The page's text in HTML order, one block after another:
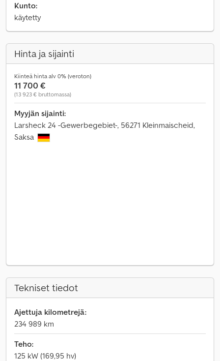
Kunto:
käytetty
Hinta ja sijainti
Kiinteä hinta alv 0% (veroton)
11 700 €
(13 923 € bruttomassa)
Myyjän sijainti:
Larsheck 24 -Gewerbegebiet-, 56271 Kleinmaischeid,
Saksa
Tekniset tiedot
Ajettuja kilometrejä:
234 989 km
Teho:
125 kW (169,95 hv)